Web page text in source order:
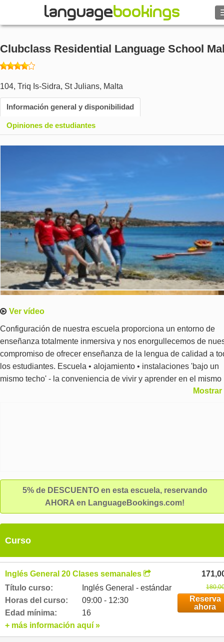
EXPLORAR
Identifícate
Ayuda
Clubclass Residential Language School
104, Triq Is-Sidra, St Julians, Malta
Información general y disponibilidad
Opiniones de estudiantes
Ver vídeo
Configuración de nuestra escuela proporciona un entorno de
enseñanza totalmente inmersiva y nos enorgullecemos de
compromiso de ofrecer enseñanza de la lengua de calidad a
los estudiantes. Escuela • alojamiento • instalaciones 'bajo un
mismo techo' - la conveniencia de vivir y aprender en el mismo
edificio, minimizando viajar tiempo y costes mientras disfruta
Mostrar
5% de DESCUENTO en esta escuela, reservando
AHORA en LanguageBookings.com!
Curso
Inglés General 20 Clases semanales
Título curso:
Inglés General - estándar
Horas del curso:
09:00 - 12:30
Edad mínima:
16
Reserva
ahora
+ más información aquí »